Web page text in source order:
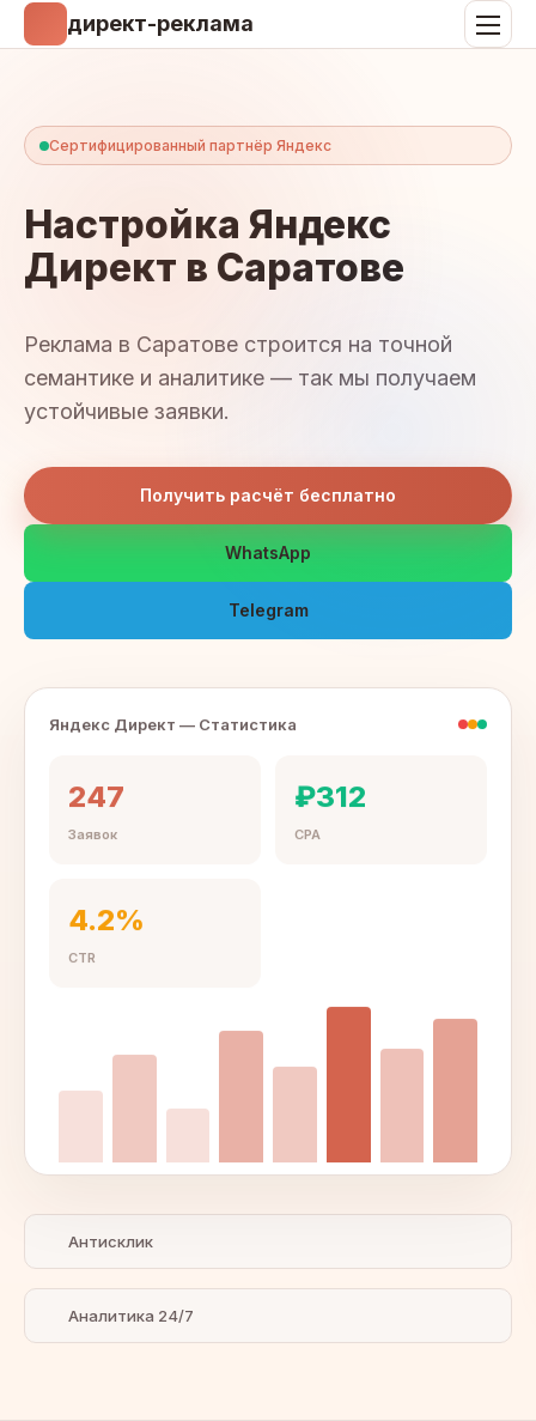
директ-реклама
Сертифицированный партнёр Яндекс
Настройка Яндекс
Директ в Саратове
Реклама в Саратове строится на точной
семантике и аналитике — так мы получаем
устойчивые заявки.
Получить расчёт бесплатно
WhatsApp
Telegram
Яндекс Директ — Статистика
247
Заявок
₽312
CPA
4.2%
CTR
Антисклик
Аналитика 24/7